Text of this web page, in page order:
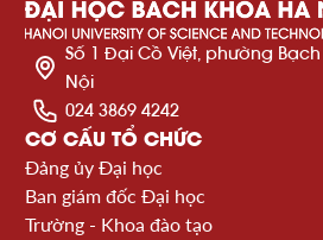
Số 1 Đại Cồ Việt, phường
Nội
024 3869 4242
CƠ CẤU TỔ CHỨC
Đảng ủy Đại học
Ban giám đốc Đại học
Trường - Khoa đào tạo